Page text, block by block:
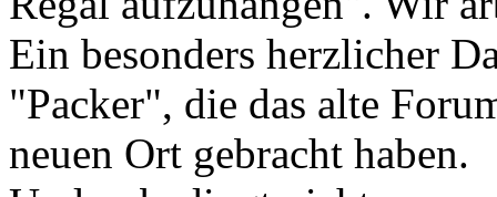
Ein besonders herzlicher
"Packer", die das alte
neuen Ort gebracht haben.